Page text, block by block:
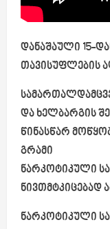
დანაშაული 15-
თავისუფლების
და ხელბარგის
წინასწარ
გრამი
ნარკოტიკული
ნივთმტკიცებად
ნარკოტიკული